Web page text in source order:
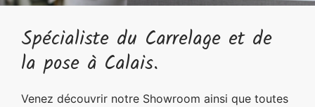
Spécialiste du Carrelage et de
la pose à Calais.
Venez découvrir notre Showroom ainsi que toutes